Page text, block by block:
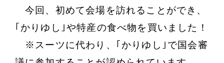
今回、初めて会場を訪れることができ、
｢かりゆし｣や特産の食べ物を買いました！
※スーツに代わり、｢かりゆし｣で国会審